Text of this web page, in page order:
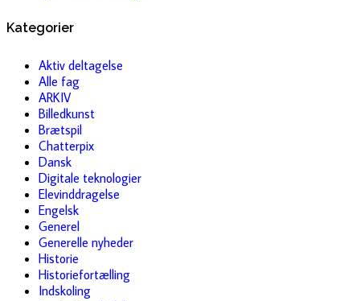
Kategorier
Aktiv deltagelse
Alle fag
ARKIV
Billedkunst
Brætspil
Chatterpix
Dansk
Digitale teknologier
Elevinddragelse
Engelsk
Generel
Generelle nyheder
Historie
Historiefortælling
Indskoling